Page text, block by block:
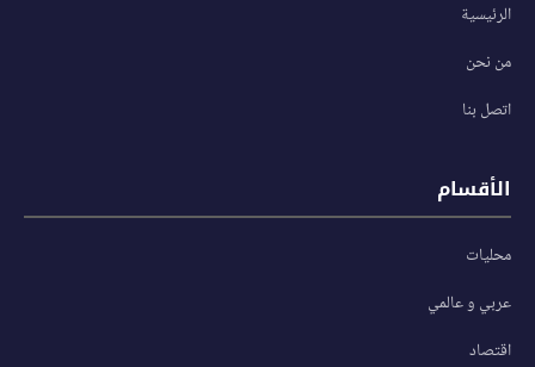
الرئيسية
من نحن
اتصل بنا
الأقسام
محليات
عربي و عالمي
اقتصاد